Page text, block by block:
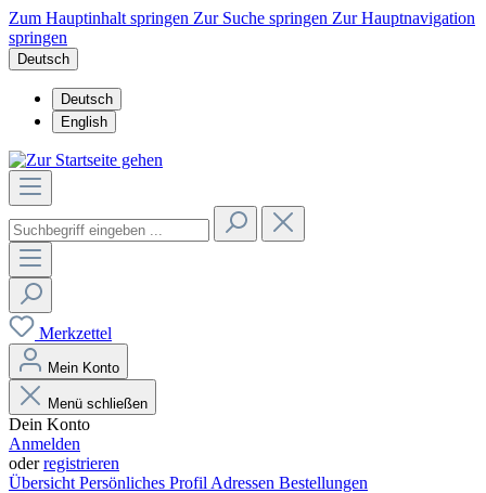
Zum Hauptinhalt springen Zur Suche springen Zur Hauptnavigation
springen
Deutsch
Deutsch
English
Merkzettel
Mein Konto
Menü schließen
Dein Konto
Anmelden
oderregistrieren
Übersicht Persönliches Profil Adressen Bestellungen